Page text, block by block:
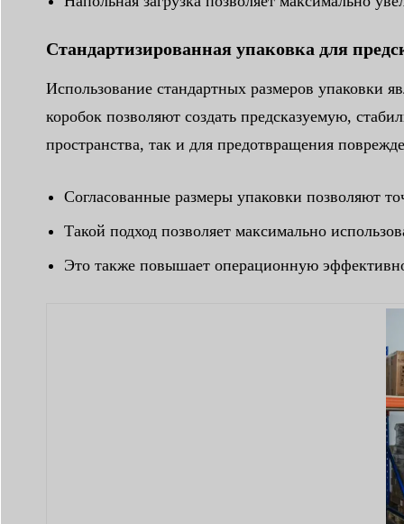
Стандартизированная упаковка для
Использование стандартных размеров упаковки
коробок позволяют создать предсказуемую,
пространства, так и для предотвращения
Согласованные размеры упаковки позволяют
Такой подход позволяет максимально
Это также повышает операционную